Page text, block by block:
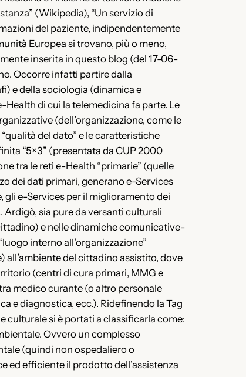
(Wikipedia), “Un servizio di
del paziente, indipendentemente
Europea si trovano, più o meno,
inserita in questo blog (del 17-06-
Occorre infatti partire dalla
e della sociologia (dinamica e
di cui la telemedicina fa parte. Le
(dell’organizzazione, come le
del dato” e le caratteristiche
“5×3” (presentata da CUP 2000
tra le reti e-Health “primarie” (quelle
dei dati primari, generano e-Services
gli e-Services per il miglioramento dei
Ardigò, sia pure da versanti culturali
e nelle dinamiche comunicative-
interno all’organizzazione”
del cittadino assistito, dove
(centri di cura primari, MMG e
medico curante (o altro personale
e diagnostica, ecc.). Ridefinendo la Tag
culturale si è portati a classificarla come:
Ovvero un complesso
(quindi non ospedaliero o
ed efficiente il prodotto dell’assistenza